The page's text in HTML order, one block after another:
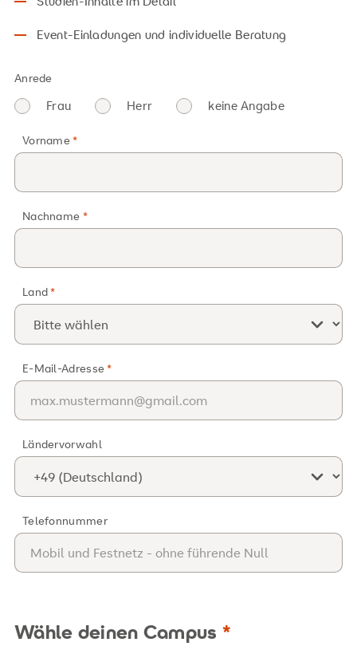
Medizin- und Gesundheitspädagogik
Event-Einladungen und individuelle Beratung
Anrede
Frau Herr keine Angabe
Vorname
Nachname
Land
E-Mail-Adresse
Ländervorwahl
Telefonnummer
Wähle deinen Campus